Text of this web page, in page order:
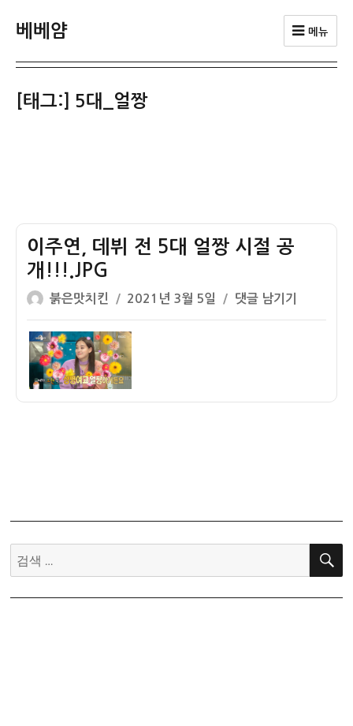
베베얌 메뉴
[태그:] 5대_얼짱
이주연, 데뷔 전 5대 얼짱 시절 공
개!!!.JPG
글
쓴
이
붉은맛치킨
작
성
일
자
2021년 3월 5일
이
주
댓글 남기기
검
색:
검